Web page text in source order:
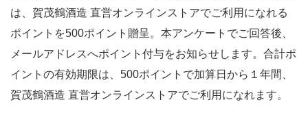
は、賀茂鶴酒造 直営オンラインストアでご利用になれる
ポイントを500ポイント贈呈。本アンケートでご回答後、
メールアドレスへポイント付与をお知らせします。合計ポ
イントの有効期限は、500ポイントで加算日から１年間、
賀茂鶴酒造 直営オンラインストアでご利用になれます。